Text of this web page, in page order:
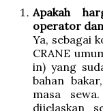
Apakah
operator
Ya, sebagai
CRANE
in) yang
bahan
masa
dijelaskan